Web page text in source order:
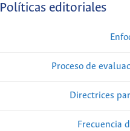
Políticas editoriales
Proceso de
Directrices
Frecuencia